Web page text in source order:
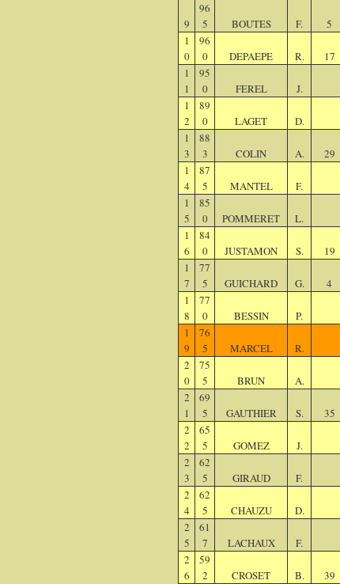
9
96
5
BOUTES F. 5
1
0
96
0
DEPAEPE R. 17
1
1
95
0
FEREL J.
1
2
89
0
LAGET D.
1
3
88
3
COLIN A. 29
1
4
87
5
MANTEL F.
1
5
85
0
POMMERET L.
1
6
84
0
JUSTAMON S. 19
1
7
77
5
GUICHARD G. 4
1
8
77
0
BESSIN P.
1
9
76
5
MARCEL R.
2
0
75
5
BRUN A.
2
1
69
5
GAUTHIER S. 35
2
2
65
5
GOMEZ J.
2
3
62
5
GIRAUD F.
2
4
62
5
CHAUZU D.
2
5
61
7
LACHAUX F.
2
6
59
2
CROSET B. 39